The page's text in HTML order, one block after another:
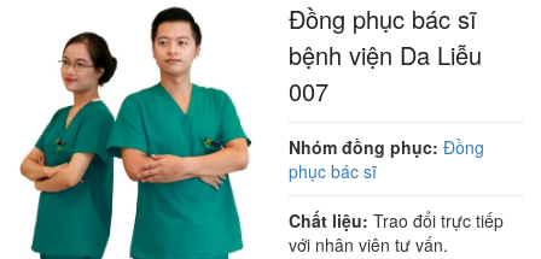
Đồng phục bác sĩ
bệnh viện Da Liễu
007
Nhóm đồng phục: Đồng
phục bác sĩ
Chất liệu: Trao đổi trực tiếp
với nhân viên tư vấn.